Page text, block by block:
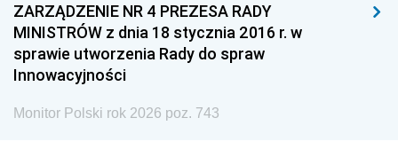
ZARZĄDZENIE NR 4 PREZESA RADY
MINISTRÓW z dnia 18 stycznia 2016 r. w
sprawie utworzenia Rady do spraw
Innowacyjności
Monitor Polski rok 2026 poz. 743